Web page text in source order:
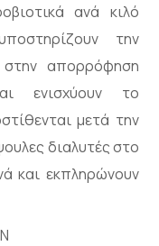
ανά κιλό
την
στην απορρόφηση
ενισχύουν το
μετά την
διαλυτές στο
και εκπληρώνουν